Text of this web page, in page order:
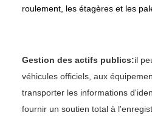
roulement, les étagères et les
Gestion des actifs publics:il
véhicules officiels, aux
transporter les informations
fournir un soutien total à